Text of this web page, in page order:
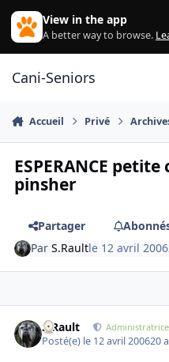
Aller au contenu
View in the app
A better way to browse.
Cani-Seniors
Accueil Privé
ESPERANCE
pinsher
Partager
ParS.Raultle 12 avril 2006
S.Rault Administratrice
Posté(e) le 12 avril 200620 a